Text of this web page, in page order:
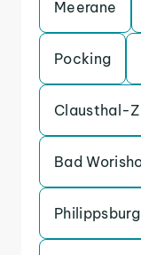
Meerane
Pocking
Clausthal-
Bad
Philippsburg